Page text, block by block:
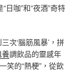
日咖”和“夜酒”奇特
次‘腦筋風暴’，拼
養調飲品的靈感年
笑的“熱梗”，從飲